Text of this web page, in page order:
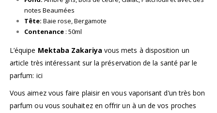
notes Beaumées
Tête: Baie rose, Bergamote
Contenance: 50ml
L’équipe Mektaba Zakariya vous mets à disposition un
article très intéressant sur la préservation de la santé par le
parfum: ici
Vous aimez vous faire plaisir en vous vaporisant d’un très bon
parfum ou vous souhaitez en offrir un à un de vos proches